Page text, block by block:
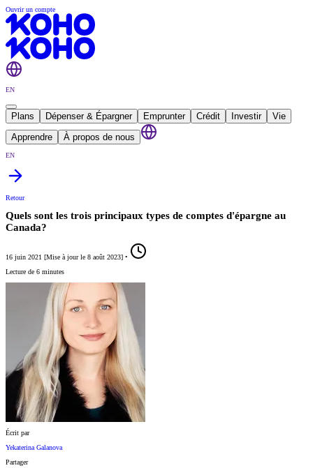
Ouvrir un compte
EN
Plans Dépenser & Épargner Emprunter Crédit Investir
Vie
Apprendre
À propos de nous
EN
Retour
Quels sont les trois principaux types de comptes d'épargne au
Canada?
16 juin 2021 [Mise à jour le 8 août 2023] •
Lecture de 6 minutes
Écrit par
Yekaterina Galanova
Partager